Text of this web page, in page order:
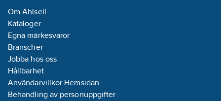
Om Ahlsell
Kataloger
Egna märkesvaror
Branscher
Jobba hos oss
Hållbarhet
Användarvillkor Hemsidan
Behandling av personuppgifter